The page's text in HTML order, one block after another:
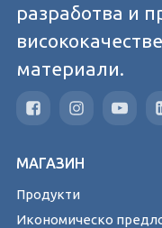
разработва и
материали.
МАГАЗИН
Продукти
Икономическо